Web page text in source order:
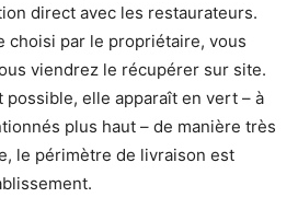
direct avec les restaurateurs.
choisi par le propriétaire, vous
viendrez le récupérer sur site.
possible, elle apparaît en vert – à
plus haut – de manière très
le périmètre de livraison est